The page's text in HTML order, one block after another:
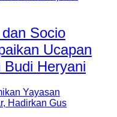
Socio
Ucapan
Heryani